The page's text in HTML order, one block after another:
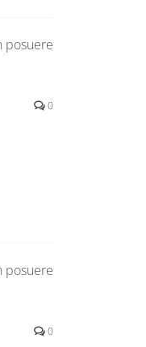
posuere
0
posuere
0